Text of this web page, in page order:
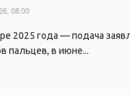
08:00
2025 года — подача
пальцев, в июне...